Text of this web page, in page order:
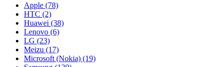
Apple (78)
HTC (2)
Huawei (38)
Lenovo (6)
LG (23)
Meizu (17)
Microsoft (Nokia) (19)